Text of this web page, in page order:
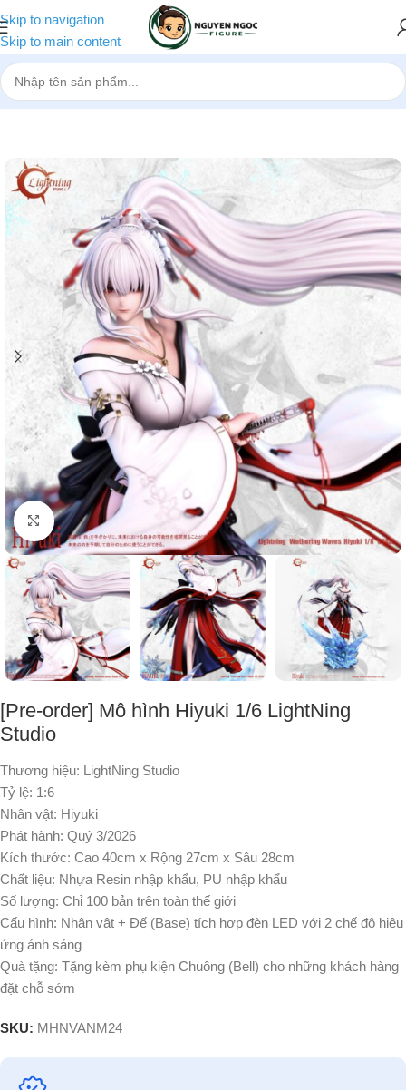
Skip to navigation
Skip to main content
Trang chủ»Cửa hàng»[Pre-order] Mô hình Hiyuki 1/6 LightNing
Nhấp để phóng to
[Pre-order] Mô hình Hiyuki 1/6 LightNing
Studio
Thương hiệu: LightNing Studio
Tỷ lệ: 1:6
Nhân vật: Hiyuki
Phát hành: Quý 3/2026
Kích thước: Cao 40cm x Rộng 27cm x Sâu 28cm
Chất liệu: Nhựa Resin nhập khẩu, PU nhập khẩu
Số lượng: Chỉ 100 bản trên toàn thế giới
Cấu hình: Nhân vật + Đế (Base) tích hợp đèn LED với 2 chế độ hiệu
ứng ánh sáng
Quà tặng: Tặng kèm phụ kiện Chuông (Bell) cho những khách hàng
đặt chỗ sớm
SKU: MHNVANM24